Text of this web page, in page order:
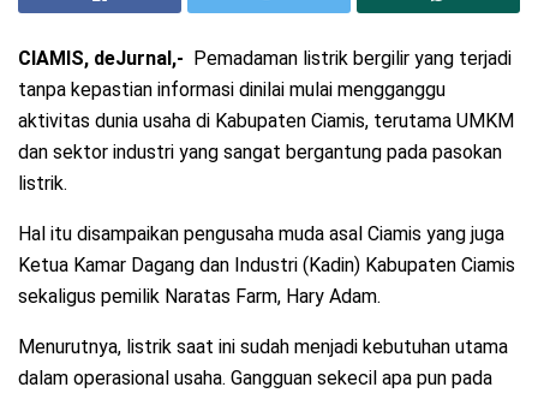
CIAMIS, deJurnal,- Pemadaman listrik bergilir yang terjadi
tanpa kepastian informasi dinilai mulai mengganggu
aktivitas dunia usaha di Kabupaten Ciamis, terutama UMKM
dan sektor industri yang sangat bergantung pada pasokan
listrik.
Hal itu disampaikan pengusaha muda asal Ciamis yang juga
Ketua Kamar Dagang dan Industri (Kadin) Kabupaten Ciamis
sekaligus pemilik Naratas Farm, Hary Adam.
Menurutnya, listrik saat ini sudah menjadi kebutuhan utama
dalam operasional usaha. Gangguan sekecil apa pun pada